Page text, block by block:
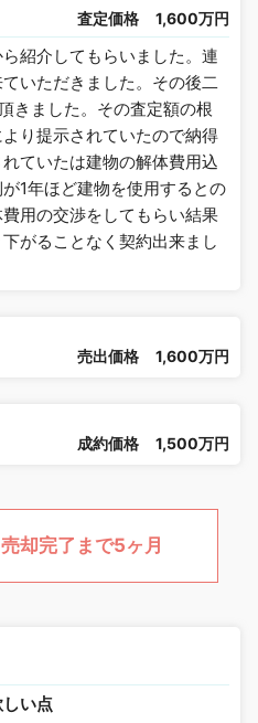
査定価格 1,600万円
紹介してもらいました。連
いただきました。その後二
きました。その査定額の根
り提示されていたので納得
ていたは建物の解体費用込
1年ほど建物を使用するとの
用の交渉をしてもらい結果
がることなく契約出来まし
売出価格 1,600万円
成約価格 1,500万円
却完了まで5ヶ月
い点